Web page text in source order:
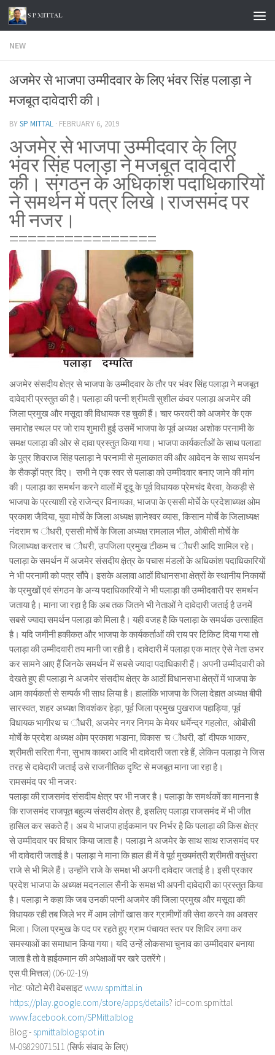
Skip to content
NEW
अजमेर से भाजपा उम्मीदवार के लिए भंवर सिंह पलाड़ा ने
मजबूत दावेदारी की।
BYSP MITTAL · FEBRUARY 6, 2019
अजमेर से भाजपा उम्मीदवार के लिए
भंवर सिंह पलाड़ा ने मजबूत दावेदारी
की।संगठन के अधिकांश पदाधिकारियों
ने समर्थन में पत्र लिखे।राजसमंद पर
भी नजर।
================
अजमेर संसदीय क्षेत्र से भाजपा के उम्मीदवार के तौर पर भंवर सिंह पलाड़ा ने मजबूत
दावेदारी प्रस्तुत की है। पलाड़ा की पत्नी श्रीमती सुशील कंवर पलाड़ा अजमेर की
जिला प्रमुख और मसूदा की विधायक रह चुकी हैं। चार फरवरी को अजमेर के एक
समारोह स्थल पर जो राय शुमारी हुई उसमें भाजपा के पूर्व अध्यक्ष अशोक परनामी के
समक्ष पलाड़ा की ओर से दावा प्रस्तुत किया गया। भाजपा कार्यकर्ताओं के साथ पलाडा
के पुत्र शिवराज सिंह पलाड़ा ने परनामी से मुलाकात की और आवेदन के साथ समर्थन
के सैकड़ों पत्र दिए। सभी ने एक स्वर से पलाडा को उम्मीदवार बनाए जाने की मांग
की। पलाड़ा का समर्थन करने वालों में दूदू के पूर्व विधायक प्रेमचंद बैरवा, केकड़ी से
भाजपा के प्रत्याशी रहे राजेन्द्र विनायका, भाजपा के एससी मोर्चे के प्रदेशाध्यक्ष ओम
प्रकाश जैदिया, युवा मोर्चे के जिला अध्यक्ष ज्ञानेश्वर व्यास, किसान मोर्चे के जिलाध्यक्ष
नंदराम च ौधरी, एससी मोर्चे के जिला अध्यक्ष रामलाल भील, ओबीसी मोर्चे के
जिलाध्यक्ष करतार च ौधरी, उपजिला प्रमुख टीकम च ौधरी आदि शामिल रहे।
पलाड़ा के समर्थन में अजमेर संसदीय क्षे़त्र के पचास मंडलों के अधिकांश पदाधिकारियों
ने भी परनामी को पत्र सौंपे। इसके अलावा आठों विधानसभा क्षेत्रों के स्थानीय निकायों
के प्रमुखों एवं संगठन के अन्य पदाधिकारियों ने भी पलाड़ा की उम्मीदवारी पर समर्थन
जताया है। माना जा रहा है कि अब तक जितने भी नेताओं ने दावेदारी जताई है उनमें
सबसे ज्यादा समर्थन पलाड़ा को मिला है। यही वजह है कि पलाड़ा के समर्थक उत्साहित
है। यदि जमीनी हकीकत और भाजपा के कार्यकर्ताओं की राय पर टिकिट दिया गया तो
पलाड़ा की उम्मीदवारी तय मानी जा रही है। दावेदारी में पलाड़ा एक मात्र ऐसे नेता उभर
कर सामने आए हैं जिनके समर्थन में सबसे ज्यादा पदाधिकारी हैं। अपनी उम्मीदवारी को
देखते हुए ही पलाड़ा ने अजमेर संसदीय क्षेत्र के आठों विधानसभा क्षेत्रों में भाजपा के
आम कार्यकर्ता से सम्पर्क भी साध लिया है। हालांकि भाजपा के जिला देहात अध्यक्ष बीपी
सारस्वत, शहर अध्यक्ष शिवशंकर हेड़ा, पूर्व जिला प्रमुख पुखराज पहाड़िया, पूर्व
विधायक भागीरथ च ौधरी, अजमेर नगर निगम के मेयर धर्मेन्द्र गहलोत, ओबीसी
मोर्चे के प्रदेश अध्यक्ष ओम प्रकाश भडाना, विकास च ौधरी, डाॅ. दीपक भाकर,
श्रीमती सरिता गैना, सुभाष काबरा आदि भी दावेदारी जता रहे हैं, लेकिन पलाड़ा ने जिस
तरह से दावेदारी जताई उसे राजनीतिक दृष्टि से मजबूत माना जा रहा है।
रामसमंद पर भी नजरः
पलाड़ा की राजसमंद संसदीय क्षेत्र पर भी नजर है। पलाड़ा के समर्थकों का मानना है
कि राजसमंद राजपूत बहुल्य संसदीय क्षेत्र है, इसलिए पलाड़ा राजसमंद में भी जीत
हासिल कर सकते हैं। अब ये भाजपा हाईकमान पर निर्भर है कि पलाड़ा की किस क्षेत्र
से उम्मीदवार पर विचार किया जाता है। पलाड़ा ने अजमेर के साथ साथ राजसमंद पर
भी दावेदारी जताई है। पलाड़ा ने माना कि हाल ही में वे पूर्व मुख्यमंत्री श्रीमती वसुंधरा
राजे से भी मिले हैं। उन्होंने राजे के समक्ष भी अपनी दावेदार जताई है। इसी प्रकार
प्रदेश भाजपा के अध्यक्ष मदनलाल सैनी के समक्ष भी अपनी दावेदारी का प्रस्तुत किया
है। पलाड़ा ने कहा कि जब उनकी पत्नी अजमेर की जिला प्रमुख और मसूदा की
विधायक रही तब जिले भर में आम लोगों खास कर ग्रामीणों की सेवा करने का अवसर
मिला। जिला प्रमुख के पद पर रहते हुए ग्राम पंचायत स्तर पर शिविर लगा कर
समस्याओं का समाधान किया गया। यदि उन्हें लोकसभा चुनाव का उम्मीदवार बनाया
जाता है तो वे हाईकमान की अपेक्षाओं पर खरे उतरेंगे।
एस.पी.मित्तल) (06-02-19)
नोट: फोटो मेरी वेबसाइटwww.spmittal.in
https://play.google.com/store/apps/details? id=com.spmittal
www.facebook.com/SPMittalblog
Blog:- spmittalblogspot.in
M-09829071511 (सिर्फ संवाद के लिए)